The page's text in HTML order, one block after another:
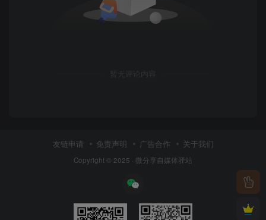
暂无评论内容
友链申请 免责声明 广告合作 关于我们
Copyright © 2025 · 微分享自媒体驿站